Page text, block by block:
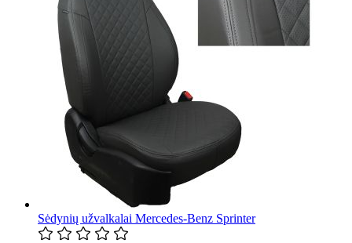
Sėdynių užvalkalai Mercedes-Benz Sprinter